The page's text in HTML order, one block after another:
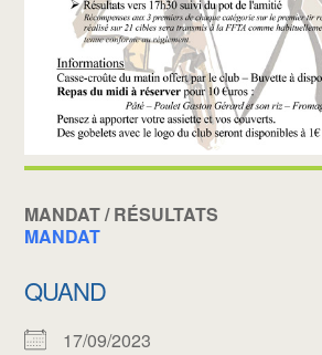
MANDAT / RÉSULTATS
MANDAT
QUAND
17/09/2023